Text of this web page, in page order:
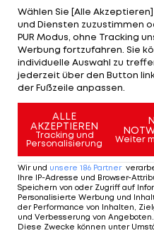
herbeigeführt zu
auf ungewöhnlich
Ergebnis im Vorfeld des
die Anschuldigungen
führen das Resultat
ungewohnten
Mehr zum
Wählen Sie [Alle
und Diensten zuzustimmen
PUR Modus, ohne Tracking
Werbung fortzufahren. Sie
individuelle Auswahl zu
jederzeit über den Button
der Fußzeile anpassen.
ALLE
AKZEPTIEREN
Tracking und
Personalisierung
Weiter
Wir und unsere 186 Partner
Ihre IP-Adresse und Browser-
Speichern von oder Zugriff auf
Personalisierte Werbung und
der Performance von Inhalten,
und Verbesserung von Angeboten.
Diese Zwecke können unter